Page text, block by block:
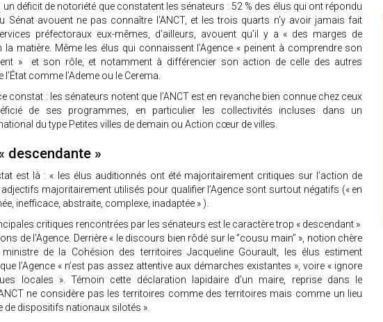
un déficit de notoriété que constatent les sénateurs : 52 % des élus qui ont répondu
Sénat avouent ne pas connaître l’ANCT, et les trois quarts n’y avoir jamais fait
préfectoraux eux-mêmes, d’ailleurs, avouent qu’il y a « des marges de
matière. Même les élus qui connaissent l’Agence « peinent à comprendre son
» et son rôle, et notamment à différencier son action de celle des autres
comme l’Ademe ou le Cerema.
constat : les sénateurs notent que l’ANCT est en revanche bien connue chez ceux
de ses programmes, en particulier les collectivités incluses dans un
du type Petites villes de demain ou Action cœur de villes.
descendante »
est là : « les élus auditionnés ont été majoritairement critiques sur l’action de
adjectifs majoritairement utilisés pour qualifier l’Agence sont surtout négatifs (« en
inefficace, abstraite, complexe, inadaptée » ).
critiques rencontrées par les sénateurs est le caractère trop « descendant »
de l’Agence. Derrière « le discours bien rôdé sur le ‘’cousu main’’ », notion chère
ministre de la Cohésion des territoires Jacqueline Gourault, les élus estiment
l’Agence « n’est pas assez attentive aux démarches existantes », voire « ignore
locales ». Témoin cette déclaration lapidaire d’un maire, reprise dans le
ne considère pas les territoires comme des territoires mais comme un lieu
de dispositifs nationaux silotés ».